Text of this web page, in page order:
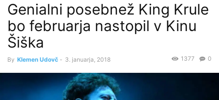
Genialni posebnež King Krule
bo februarja nastopil v Kinu
Šiška
By Klemen Udovč - 3. januarja, 2018 0
1377